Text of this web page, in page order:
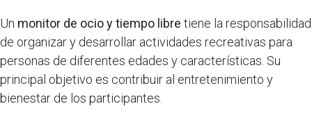
Un monitor de ocio y tiempo libre tiene la responsabilidad
de organizar y desarrollar actividades recreativas para
personas de diferentes edades y características. Su
principal objetivo es contribuir al entretenimiento y
bienestar de los participantes.